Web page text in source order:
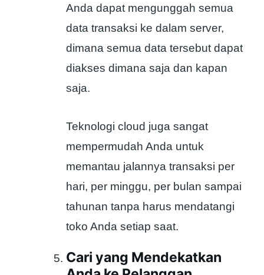
Anda dapat mengunggah semua
data transaksi ke dalam server,
dimana semua data tersebut dapat
diakses dimana saja dan kapan
saja.
Teknologi cloud juga sangat
mempermudah Anda untuk
memantau jalannya transaksi per
hari, per minggu, per bulan sampai
tahunan tanpa harus mendatangi
toko Anda setiap saat.
Cari yang Mendekatkan